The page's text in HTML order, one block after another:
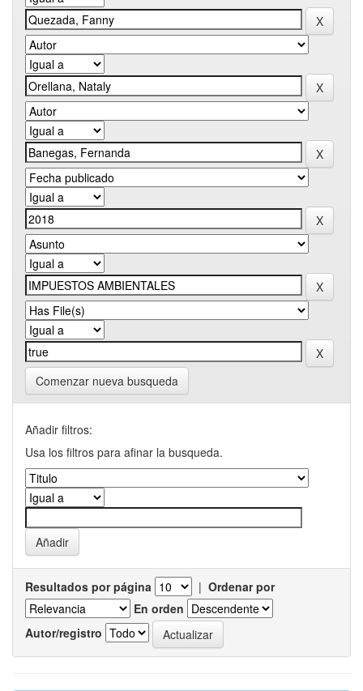
Comenzar nueva busqueda
Añadir filtros:
Usa los filtros para afinar la busqueda.
Resultados por página | Ordenar por
En orden
Autor/registro